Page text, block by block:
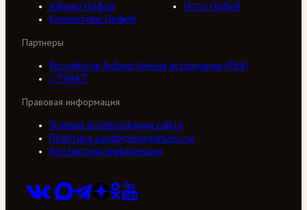
Афиша Орфей
Ноты Орфей
Коллективы Орфей
Партнеры
Российская библиотечная ассоциация (РБА)
///ТРАКТ
Правовая информация
Условия использования сайта
Политика конфиденциальности
Контактная информация